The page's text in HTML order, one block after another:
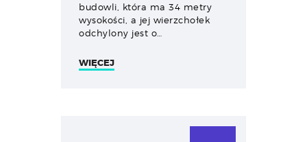
budowli, która ma 34 metry
wysokości, a jej wierzchołek
odchylony jest o…
WIĘCEJ